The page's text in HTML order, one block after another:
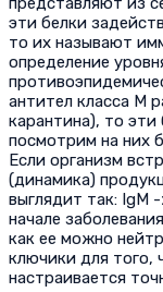
эти белки
то их называют
определение
антител класса М
карантина), то
посмотрим на них
Если организм
(динамика)
выглядит так: IgM
начале
как ее можно
ключики для того,
настраивается